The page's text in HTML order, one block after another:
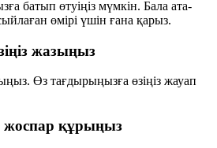
батып өтуіңіз мүмкін. Бала ата-
өмірі үшін ғана қарыз.
жазыңыз
Өз тағдырыңызға өзіңіз жауап
жоспар құрыңыз